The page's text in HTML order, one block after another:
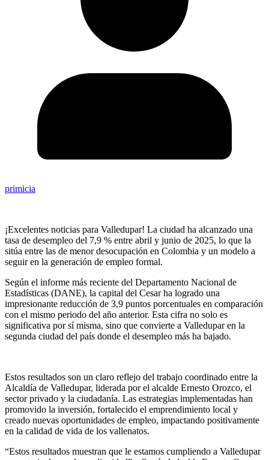
primicia
¡Excelentes noticias para Valledupar! La ciudad ha alcanzado una
tasa de desempleo del 7,9 % entre abril y junio de 2025, lo que la
sitúa entre las de menor desocupación en Colombia y un modelo a
seguir en la generación de empleo formal.
Según el informe más reciente del Departamento Nacional de
Estadísticas (DANE), la capital del Cesar ha logrado una
impresionante reducción de 3,9 puntos porcentuales en comparación
con el mismo periodo del año anterior. Esta cifra no solo es
significativa por sí misma, sino que convierte a Valledupar en la
segunda ciudad del país donde el desempleo más ha bajado.
Estos resultados son un claro reflejo del trabajo coordinado entre la
Alcaldía de Valledupar, liderada por el alcalde Ernesto Orozco, el
sector privado y la ciudadanía. Las estrategias implementadas han
promovido la inversión, fortalecido el emprendimiento local y
creado nuevas oportunidades de empleo, impactando positivamente
en la calidad de vida de los vallenatos.
“Estos resultados muestran que le estamos cumpliendo a Valledupar